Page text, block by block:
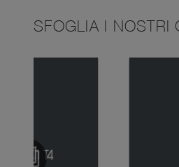
SFOGLIA I NOSTRI